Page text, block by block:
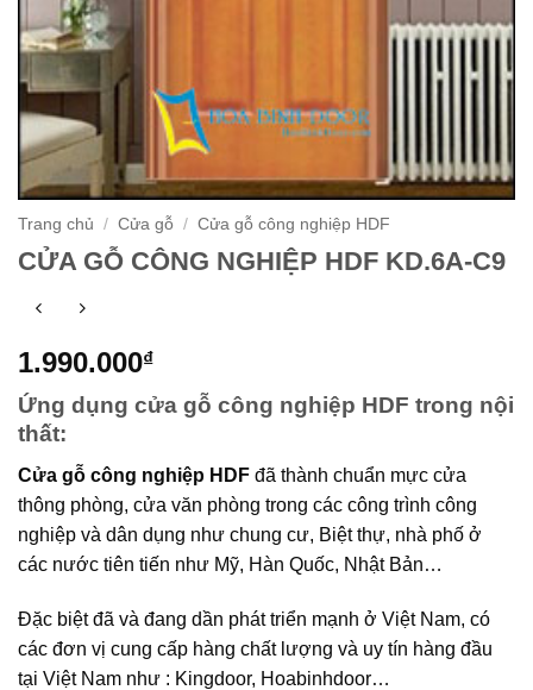
Trang chủ / Cửa gỗ / Cửa gỗ công nghiệp HDF
CỬA GỖ CÔNG NGHIỆP HDF KD.6A-C9
1.990.000₫
Ứng dụng cửa gỗ công nghiệp HDF trong nội
thất:
Cửa gỗ công nghiệp HDF đã thành chuẩn mực cửa
thông phòng, cửa văn phòng trong các công trình công
nghiệp và dân dụng như chung cư, Biệt thự, nhà phố ở
các nước tiên tiến như Mỹ, Hàn Quốc, Nhật Bản…
Đặc biệt đã và đang dần phát triển mạnh ở Việt Nam, có
các đơn vị cung cấp hàng chất lượng và uy tín hàng đầu
tại Việt Nam như : Kingdoor, Hoabinhdoor…